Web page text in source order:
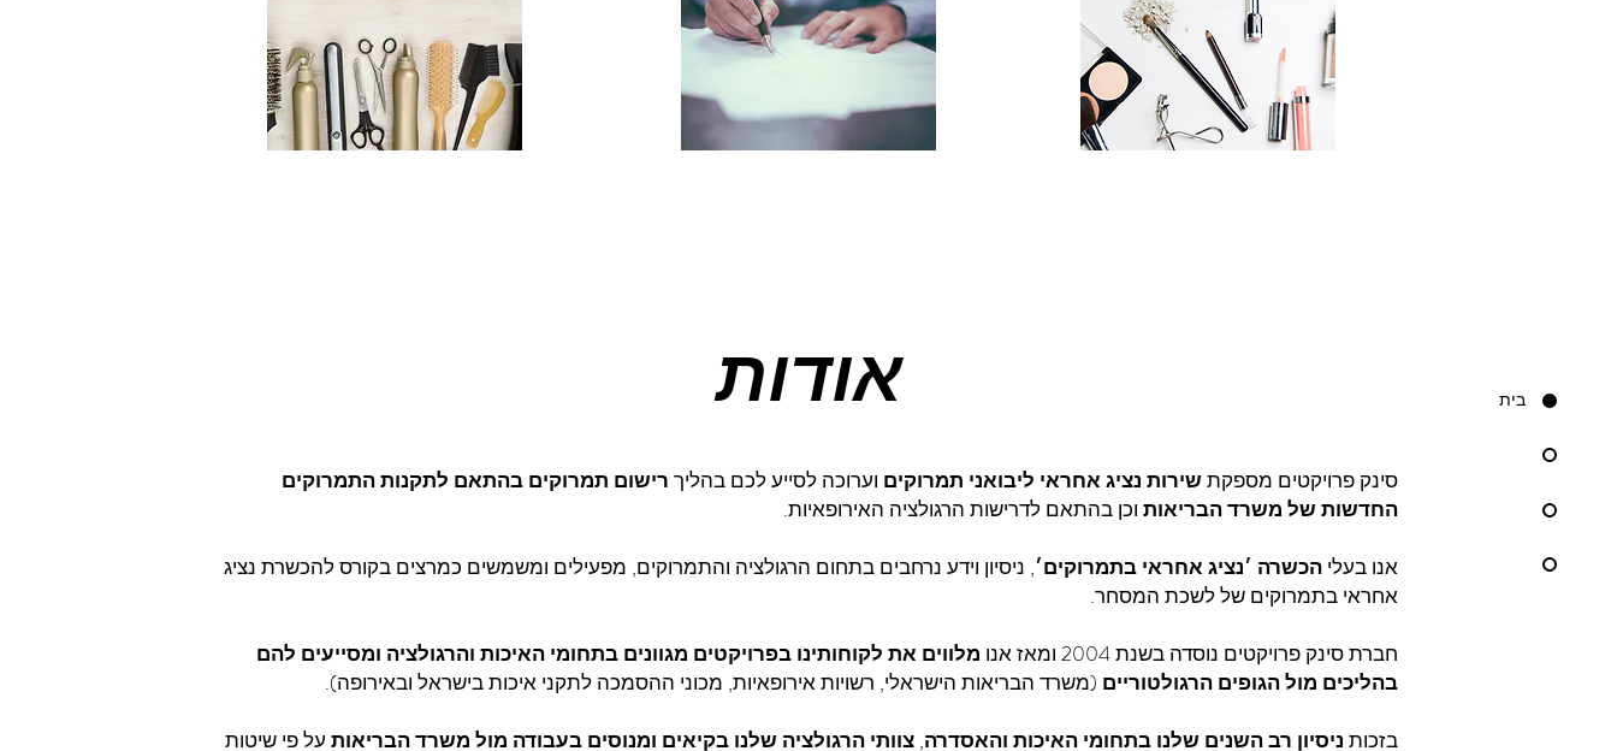
בית אודות
סינק פרויקטים מספקת שירות נציג אחראי ליבואני תמרוקים וערוכה לסייע לכם בהליך רישום תמרוקים בהתאם לתקנות התמרוקים
החדשות של משרד הבריאות וכן בהתאם לדרישות הרגולציה האירופאיות.
אנו בעלי הכשרה ׳נציג אחראי בתמרוקים׳, ניסיון וידע נרחבים בתחום הרגולציה והתמרוקים, מפעילים ומשמשים כמרצים בקורס להכשרת נציג
אחראי בתמרוקים של לשכת המסחר.
חברת סינק פרויקטים נוסדה בשנת 2004 ומאז אנו
מלווים את לקוחותינו בפרויקטים מגוונים בתחומי האיכות והרגולציה ומסייעים להם
בהליכים מול הגופים הרגולטוריים (משרד הבריאות הישראלי, רשויות אירופאיות, מכוני ההסמכה לתקני איכות בישראל ובאירופה).
בזכות ניסיון רב השנים שלנו בתחומי האיכות והאסדרה, צוותי הרגולציה שלנו בקיאים ומנוסים בעבודה מול משרד הבריאות על פי שיטות